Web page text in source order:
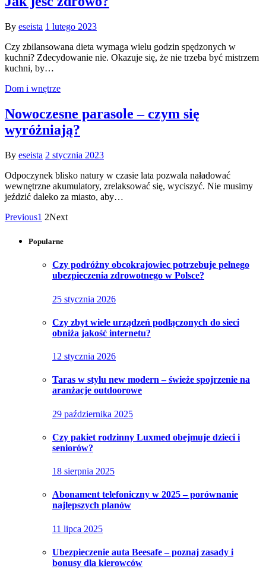
By eseista 1 lutego 2023
Czy zbilansowana dieta wymaga wielu godzin spędzonych w
kuchni? Zdecydowanie nie. Okazuje się, że nie trzeba być mistrzem
kuchni, by…
Dom i wnętrze
Nowoczesne parasole – czym się
wyróżniają?
By eseista 2 stycznia 2023
Odpoczynek blisko natury w czasie lata pozwala naładować
wewnętrzne akumulatory, zrelaksować się, wyciszyć. Nie musimy
jeździć daleko za miasto, aby…
Previous1 2Next
Popularne
Czy podróżny obcokrajowiec potrzebuje pełnego
ubezpieczenia zdrowotnego w Polsce?
25 stycznia 2026
Czy zbyt wiele urządzeń podłączonych do sieci
obniża jakość internetu?
12 stycznia 2026
Taras w stylu new modern – świeże spojrzenie na
aranżacje outdoorowe
29 października 2025
Czy pakiet rodzinny Luxmed obejmuje dzieci i
seniorów?
18 sierpnia 2025
Abonament telefoniczny w 2025 – porównanie
najlepszych planów
11 lipca 2025
Ubezpieczenie auta Beesafe – poznaj zasady i
bonusy dla kierowców